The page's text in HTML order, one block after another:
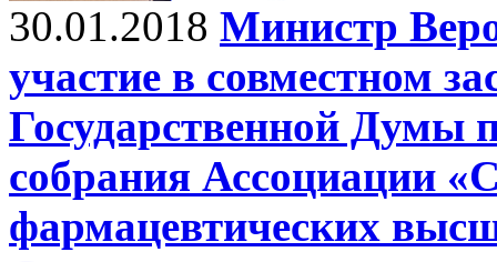
30.01.2018 Министр
участие в совместном
Государственной Думы
собрания Ассоциации
фармацевтических